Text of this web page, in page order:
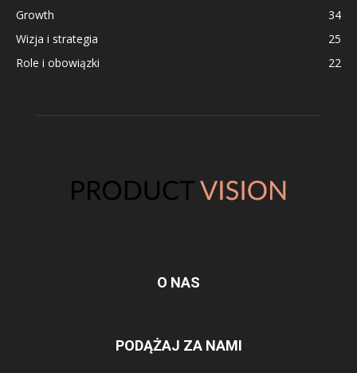
Growth
34
Wizja i strategia
25
Role i obowiązki
22
O NAS
PODĄŻAJ ZA NAMI